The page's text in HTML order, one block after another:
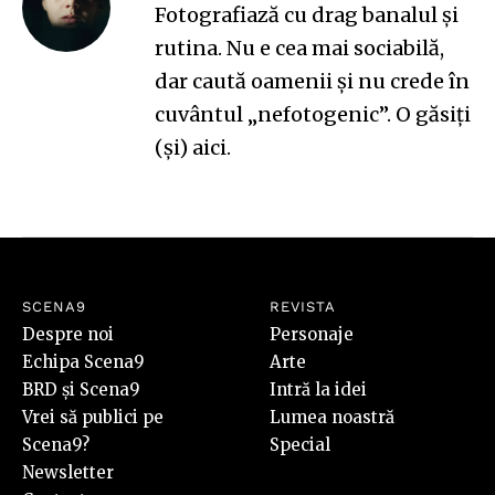
Fotografiază cu drag banalul și
rutina. Nu e cea mai sociabilă,
dar caută oamenii și nu crede în
cuvântul „nefotogenic”. O găsiți
(și) aici.
SCENA9
Despre noi
Echipa Scena9
BRD și Scena9
Vrei să publici pe
Scena9?
Newsletter
REVISTA
Personaje
Arte
Intră la idei
Lumea noastră
Special